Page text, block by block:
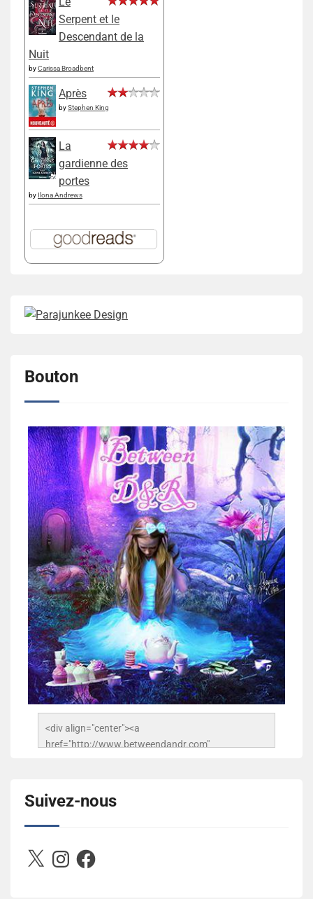
Serpent et le
Descendant de la
Nuit
byCarissa Broadbent
Après
byStephen King
La
gardienne des
portes
by Ilona Andrews
Bouton
<div align="center"><a
href="http://www.betweendandr.com"
503716673157532-2788222864243652657-n.jpg"
alt="Between D&R" style="border:none;" /></a>
</div>
Suivez-nous
X InstagramFacebook